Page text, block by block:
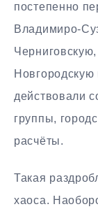
постепенно
Владимиро-
Новгородскую
действовали
группы,
расчёты.
Такая
хаоса.